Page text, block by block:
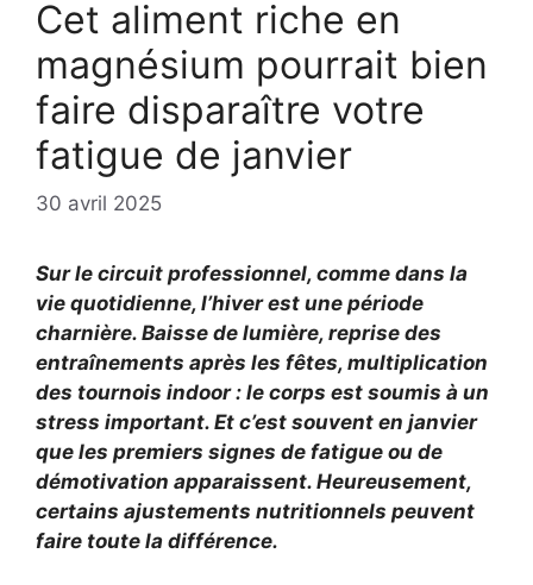
Cet aliment riche en
magnésium pourrait bien
faire disparaître votre
fatigue de janvier
30 avril 2025
Sur le circuit professionnel, comme dans la
vie quotidienne, l’hiver est une période
charnière. Baisse de lumière, reprise des
entraînements après les fêtes, multiplication
des tournois indoor : le corps est soumis à un
stress important. Et c’est souvent en janvier
que les premiers signes de fatigue ou de
démotivation apparaissent. Heureusement,
certains ajustements nutritionnels peuvent
faire toute la différence.